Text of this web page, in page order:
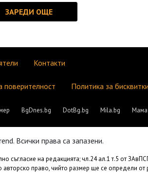
Контакти
поверителност Политика за бисквитки
BgDnes.bg DotBg.bg Mila.bg Мама
Всички права са запазени.
съгласие на редакцията; чл.24 ал.1 т.5 от
право, чийто размер ще се определи от